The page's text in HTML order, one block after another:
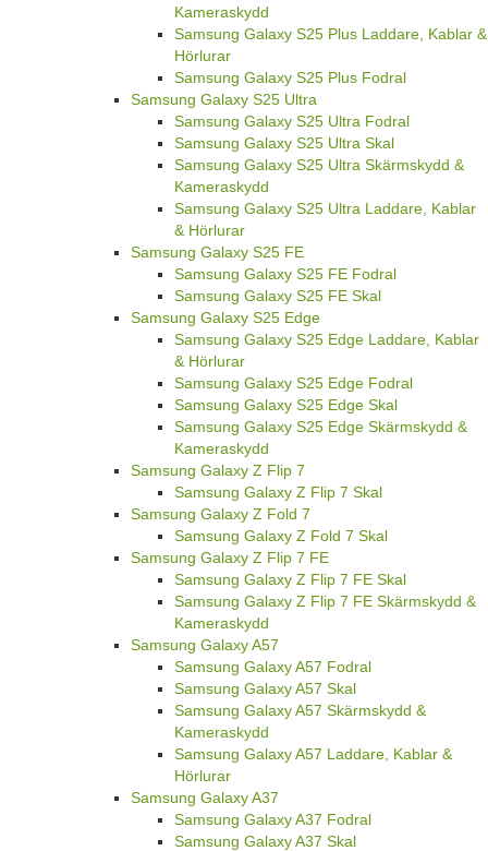
Kameraskydd
Samsung Galaxy S25 Plus Laddare, Kablar &
Hörlurar
Samsung Galaxy S25 Plus Fodral
Samsung Galaxy S25 Ultra
Samsung Galaxy S25 Ultra Fodral
Samsung Galaxy S25 Ultra Skal
Samsung Galaxy S25 Ultra Skärmskydd &
Kameraskydd
Samsung Galaxy S25 Ultra Laddare, Kablar
& Hörlurar
Samsung Galaxy S25 FE
Samsung Galaxy S25 FE Fodral
Samsung Galaxy S25 FE Skal
Samsung Galaxy S25 Edge
Samsung Galaxy S25 Edge Laddare, Kablar
& Hörlurar
Samsung Galaxy S25 Edge Fodral
Samsung Galaxy S25 Edge Skal
Samsung Galaxy S25 Edge Skärmskydd &
Kameraskydd
Samsung Galaxy Z Flip 7
Samsung Galaxy Z Flip 7 Skal
Samsung Galaxy Z Fold 7
Samsung Galaxy Z Fold 7 Skal
Samsung Galaxy Z Flip 7 FE
Samsung Galaxy Z Flip 7 FE Skal
Samsung Galaxy Z Flip 7 FE Skärmskydd &
Kameraskydd
Samsung Galaxy A57
Samsung Galaxy A57 Fodral
Samsung Galaxy A57 Skal
Samsung Galaxy A57 Skärmskydd &
Kameraskydd
Samsung Galaxy A57 Laddare, Kablar &
Hörlurar
Samsung Galaxy A37
Samsung Galaxy A37 Fodral
Samsung Galaxy A37 Skal